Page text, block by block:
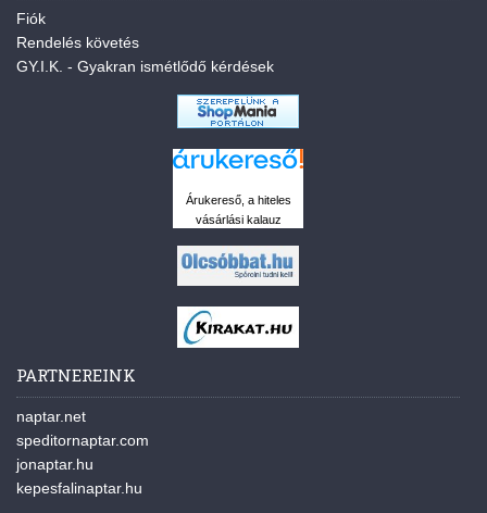
Fiók
Rendelés követés
GY.I.K. - Gyakran ismétlődő kérdések
Árukereső, a hiteles
vásárlási kalauz
PARTNEREINK
naptar.net
speditornaptar.com
jonaptar.hu
kepesfalinaptar.hu